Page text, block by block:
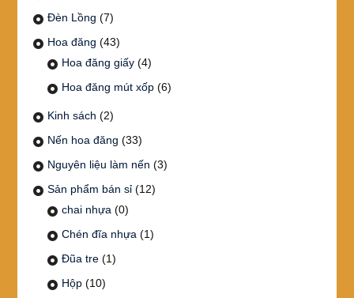
Đèn Lồng (7)
Hoa đăng (43)
Hoa đăng giấy (4)
Hoa đăng mút xốp (6)
Kinh sách (2)
Nến hoa đăng (33)
Nguyên liệu làm nến (3)
Sản phẩm bán sỉ (12)
chai nhựa (0)
Chén đĩa nhựa (1)
Đũa tre (1)
Hộp (10)